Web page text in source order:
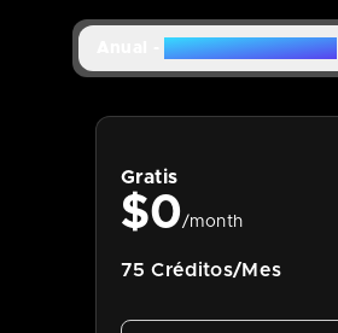
-- 30% de descuento
Gratis
$0/month
75 Créditos/Mes